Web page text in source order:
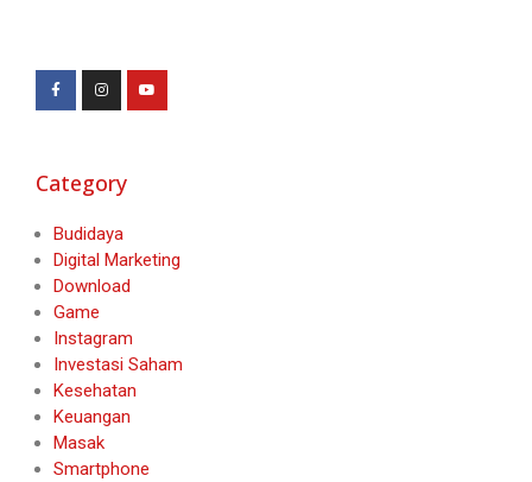
Category
Budidaya
Digital Marketing
Download
Game
Instagram
Investasi Saham
Kesehatan
Keuangan
Masak
Smartphone